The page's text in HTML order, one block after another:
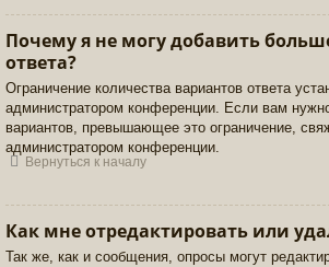
Почему я не могу добавить
ответа?
Ограничение количества вариантов ответа
администратором конференции. Если вам
вариантов, превышающее это ограничение,
администратором конференции.
Вернуться к началу
Как мне отредактировать или
Так же, как и сообщения, опросы могут